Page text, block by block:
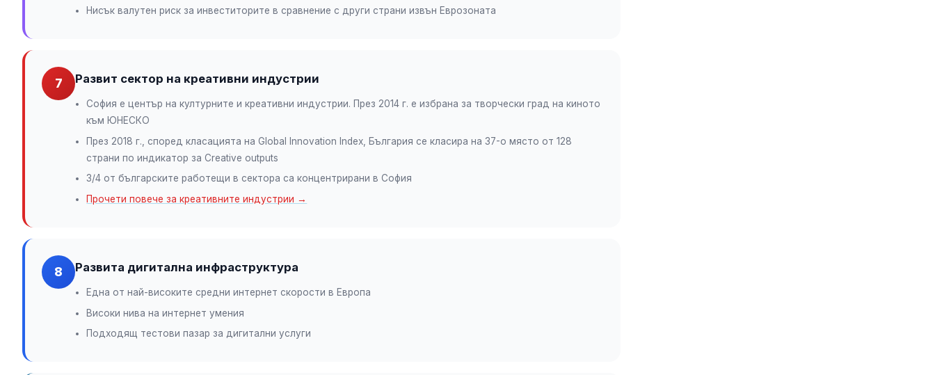
Нисък валутен риск за инвеститорите в сравнение с други страни извън Еврозоната
7 Развит сектор на креативни индустрии
София е център на културните и креативни индустрии. През 2014 г. е избрана за творчески град на киното
към ЮНЕСКО
През 2018 г., според класацията на Global Innovation Index, България се класира на 37-о място от 128
страни по индикатор за Creative outputs
3/4 от българските работещи в сектора са концентрирани в София
Прочети повече за креативните индустрии →
8 Развита дигитална инфраструктура
Една от най-високите средни интернет скорости в Европа
Високи нива на интернет умения
Подходящ тестови пазар за дигитални услуги